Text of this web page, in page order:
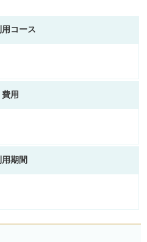
用コース
費用
期間